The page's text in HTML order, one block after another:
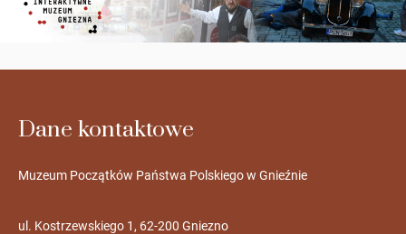
Dane kontaktowe
Muzeum Początków Państwa Polskiego w Gnieźnie
ul. Kostrzewskiego 1, 62-200 Gniezno